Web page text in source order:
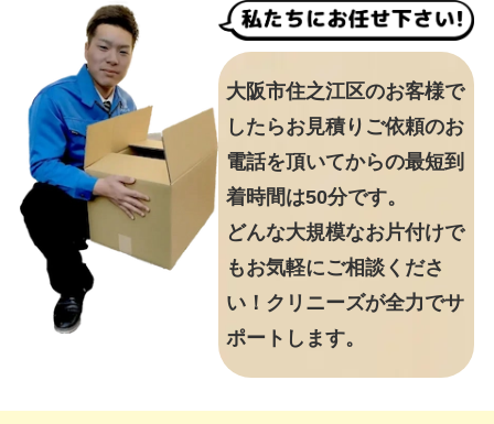
大阪市住之江区のお客様で
したらお見積りご依頼のお
電話を頂いてからの最短到
着時間は50分です。
どんな大規模なお片付けで
もお気軽にご相談くださ
い！クリニーズが全力でサ
ポートします。